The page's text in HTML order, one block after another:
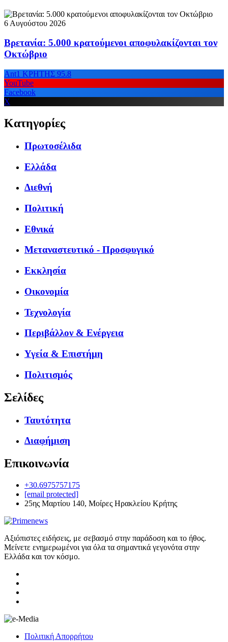
6 Αυγούστου 2026
Βρετανία: 5.000 κρατούμενοι αποφυλακίζονται τον
Οκτώβριο
Ant1 ΚΡΗΤΗΣ 95.8
YouTube
Facebook
X
Κατηγορίες
Πρωτοσέλιδα
Ελλάδα
Διεθνή
Πολιτική
Εθνικά
Μεταναστευτικό - Προσφυγικό
Εκκλησία
Οικονομία
Τεχνολογία
Περιβάλλον & Ενέργεια
Υγεία & Επιστήμη
Πολιτισμός
Σελίδες
Ταυτότητα
Διαφήμιση
Επικοινωνία
+30.6975757175
[email protected]
25ης Μαρτίου 140, Μοίρες Ηρακλείου Κρήτης
Αξιόπιστες ειδήσεις, με σεβασμό στην παράδοση και το ήθος.
Μείνετε ενημερωμένοι για όλα τα σημαντικά γεγονότα στην
Ελλάδα και τον κόσμο.
Πολιτική Απορρήτου